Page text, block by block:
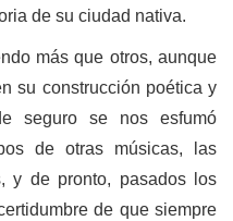
de su ciudad nativa.
más que otros, aunque
su construcción poética y
seguro se nos esfumó
de otras músicas, las
y de pronto, pasados los
de que siempre